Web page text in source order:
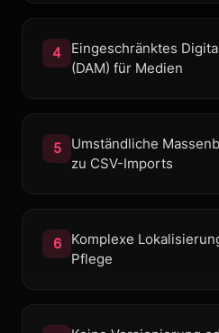
4
Eingeschränktes
(DAM) für Medien
5
Umständliche
zu CSV-Imports
6
Komplexe
Pflege